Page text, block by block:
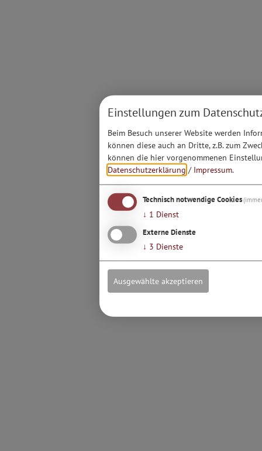
Einstellungen zum
Beim Besuch unserer Website werden
können diese auch an Dritte, z.B. zum
können die hier vorgenommenen
Datenschutzerklärung / Impressum.
Technisch notwendige Cookies
↓ 1 Dienst
Externe Dienste
↓ 3 Dienste
Ausgewählte akzeptieren